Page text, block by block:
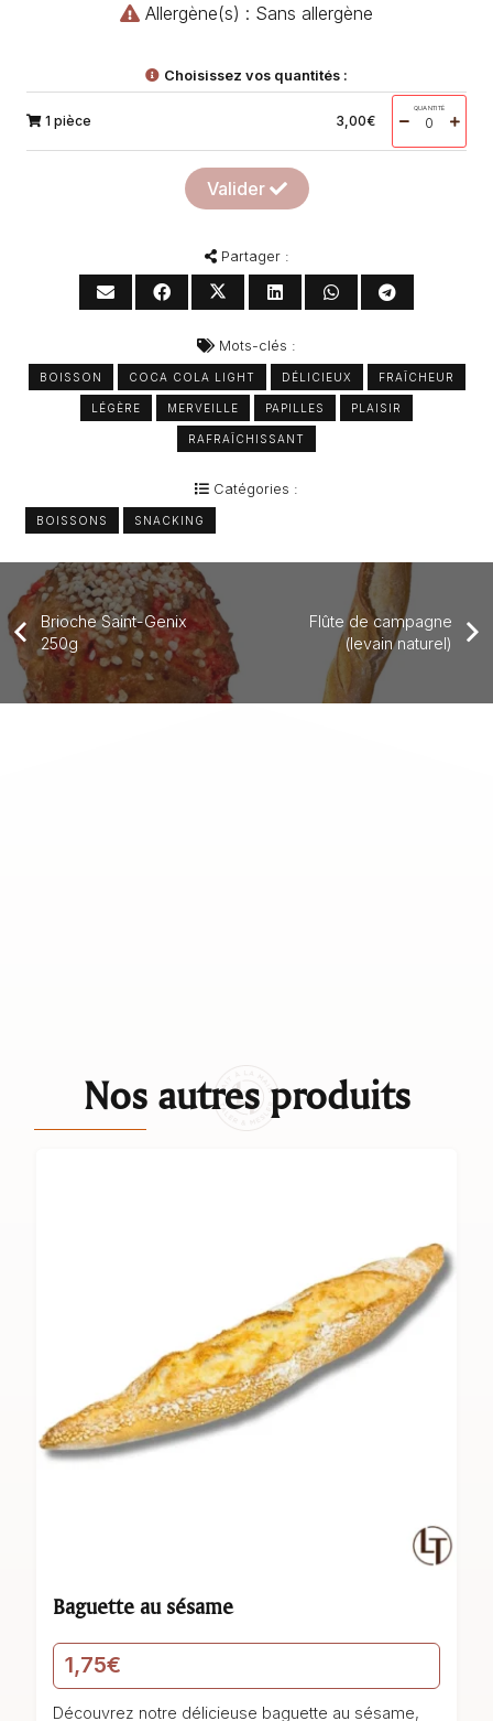
Allergène(s) : Sans allergène
Choisissez vos quantités :
1 pièce 3,00€
QUANTITÉ
Valider
Partager :
Mots-clés :
BOISSON COCA COLA LIGHT DÉLICIEUX FRAÎCHEUR
LÉGÈRE MERVEILLE PAPILLES PLAISIR
RAFRAÎCHISSANT
Catégories :
BOISSONS SNACKING
Brioche Saint-Genix
250g
Flûte de campagne
(levain naturel)
Nos autres produits
Baguette au sésame
1,75€
Découvrez notre délicieuse baguette au sésame,